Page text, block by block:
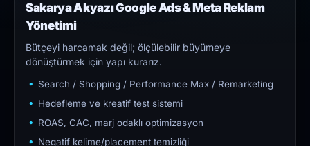
Sakarya Akyazı Google Ads & Meta Reklam
Yönetimi
Bütçeyi harcamak değil; ölçülebilir büyümeye
dönüştürmek için yapı kurarız.
Search / Shopping / Performance Max / Remarketing
Hedefleme ve kreatif test sistemi
ROAS, CAC, marj odaklı optimizasyon
Negatif kelime/placement temizliği